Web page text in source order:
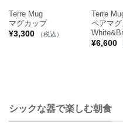
Terre Mug
マグカップ
¥3,300 （税込）
Terre
ペアマ
¥6,600
シックな器で楽しむ朝食